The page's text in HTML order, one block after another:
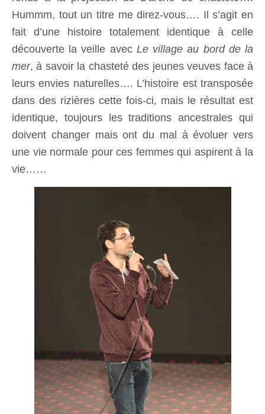
Hummm, tout un titre me direz-vous…. Il s’agit en
fait d’une histoire totalement identique à celle
découverte la veille avec Le village au bord de la
mer, à savoir la chasteté des jeunes veuves face à
leurs envies naturelles…. L’histoire est transposée
dans des rizières cette fois-ci, mais le résultat est
identique, toujours les traditions ancestrales qui
doivent changer mais ont du mal à évoluer vers
une vie normale pour ces femmes qui aspirent à la
vie……